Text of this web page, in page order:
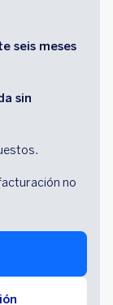
seis meses
sin
no